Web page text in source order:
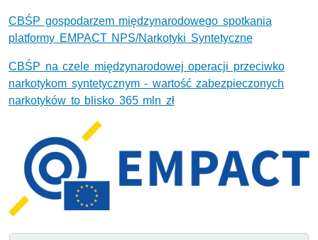
CBŚP gospodarzem międzynarodowego spotkania
platformy EMPACT NPS/Narkotyki Syntetyczne
CBŚP na czele międzynarodowej operacji przeciwko
narkotykom syntetycznym - wartość zabezpieczonych
narkotyków to blisko 365 mln zł